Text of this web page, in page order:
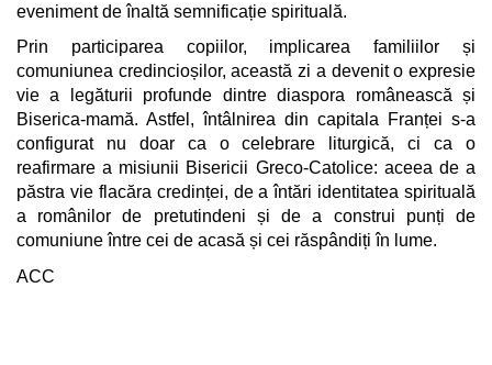
eveniment de înaltă semnificație spirituală.
Prin participarea copiilor, implicarea familiilor și
comuniunea credincioșilor, această zi a devenit o expresie
vie a legăturii profunde dintre diaspora românească și
Biserica-mamă. Astfel, întâlnirea din capitala Franței s-a
configurat nu doar ca o celebrare liturgică, ci ca o
reafirmare a misiunii Bisericii Greco-Catolice: aceea de a
păstra vie flacăra credinței, de a întări identitatea spirituală
a românilor de pretutindeni și de a construi punți de
comuniune între cei de acasă și cei răspândiți în lume.
ACC